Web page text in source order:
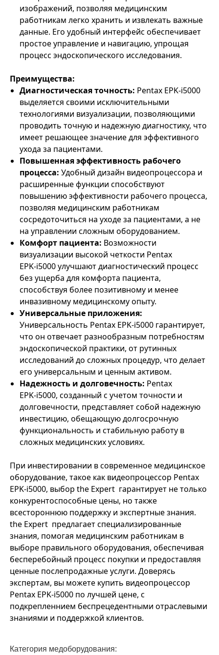
Категория медоборудования:
изображений, позволяя медицинским
работникам легко хранить и извлекать важные
данные. Его удобный интерфейс обеспечивает
простое управление и навигацию, упрощая
процесс эндоскопического исследования.
Преимущества:
Диагностическая точность: Pentax EPK‑i5000
выделяется своими исключительными
технологиями визуализации, позволяющими
проводить точную и надежную диагностику, что
имеет решающее значение для эффективного
ухода за пациентами.
Повышенная эффективность рабочего
процесса: Удобный дизайн видеопроцессора и
расширенные функции способствуют
повышению эффективности рабочего процесса,
позволяя медицинским работникам
сосредоточиться на уходе за пациентами, а не
на управлении сложным оборудованием.
Комфорт пациента: Возможности
визуализации высокой четкости Pentax
EPK‑i5000 улучшают диагностический процесс
без ущерба для комфорта пациента,
способствуя более позитивному и менее
инвазивному медицинскому опыту.
Универсальные приложения:
Универсальность Pentax EPK‑i5000 гарантирует,
что он отвечает разнообразным потребностям
эндоскопической практики, от рутинных
исследований до сложных процедур, что делает
его универсальным и ценным активом.
Надежность и долговечность: Pentax
EPK‑i5000, созданный с учетом точности и
долговечности, представляет собой надежную
инвестицию, обещающую долгосрочную
функциональность и стабильную работу в
сложных медицинских условиях.
При инвестировании в современное медицинское
оборудование, такое как видеопроцессор Pentax
EPK‑i5000, выбор the Expert гарантирует не только
конкурентоспособные цены, но также
всестороннюю поддержку и экспертные знания.
the Expert предлагает специализированные
знания, помогая медицинским работникам в
выборе правильного оборудования, обеспечивая
бесперебойный процесс покупки и предоставляя
ценные послепродажные услуги. Доверясь
экспертам, вы можете купить видеопроцессор
Pentax EPK‑i5000 по лучшей цене, с
подкрепленнием беспрецедентными отраслевыми
знаниями и поддержкой клиентов.